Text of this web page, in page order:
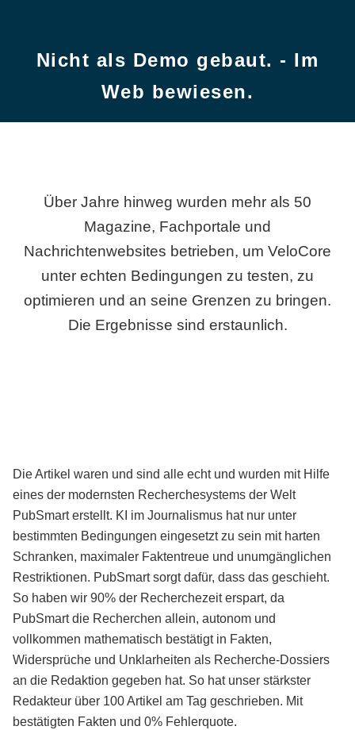
Nicht als Demo gebaut. - Im
Web bewiesen.
Über Jahre hinweg wurden mehr als 50
Magazine, Fachportale und
Nachrichtenwebsites betrieben, um VeloCore
unter echten Bedingungen zu testen, zu
optimieren und an seine Grenzen zu bringen.
Die Ergebnisse sind erstaunlich.
Die Artikel waren und sind alle echt und wurden mit Hilfe
eines der modernsten Recherchesystems der Welt
PubSmart erstellt. KI im Journalismus hat nur unter
bestimmten Bedingungen eingesetzt zu sein mit harten
Schranken, maximaler Faktentreue und unumgänglichen
Restriktionen. PubSmart sorgt dafür, dass das geschieht.
So haben wir 90% der Recherchezeit erspart, da
PubSmart die Recherchen allein, autonom und
vollkommen mathematisch bestätigt in Fakten,
Widersprüche und Unklarheiten als Recherche-Dossiers
an die Redaktion gegeben hat. So hat unser stärkster
Redakteur über 100 Artikel am Tag geschrieben. Mit
bestätigten Fakten und 0% Fehlerquote.